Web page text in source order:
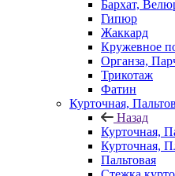
Бархат,
Гипюр
Жаккард
Кружевное
Органза,
Трикотаж
Фатин
Курточная,
Назад
Курточная,
Курточная,
Пальтовая